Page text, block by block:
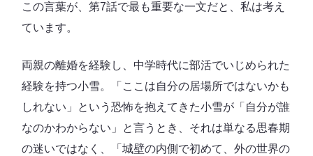
この言葉が、第7話で最も重要な一文だと、私は考え
ています。
両親の離婚を経験し、中学時代に部活でいじめられた
経験を持つ小雪。「ここは自分の居場所ではないかも
しれない」という恐怖を抱えてきた小雪が「自分が誰
なのかわからない」と言うとき、それは単なる思春期
の迷いではなく、「城壁の内側で初めて、外の世界の